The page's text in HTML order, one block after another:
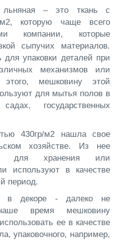
льняная – это ткань с
которую чаще всего
компании, которые
сыпучих материалов.
упаковки деталей при
механизмов или
мешковину этой
для мытья полов в
государственных
430гр/м2 нашла свое
хозяйстве. Из нее
для хранения или
используют в качестве
период.
в декоре - далеко не
время мешковину
ее в качестве
упаковочного, например,